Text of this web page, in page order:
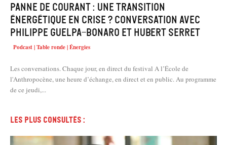
Panne de courant : une transition
énergétique en crise ? Conversation avec
Philippe Guelpa-Bonaro et Hubert Serret
Podcast | Table ronde | Énergies
Les conversations. Chaque jour, en direct du festival A l’École de
l'Anthropocène, une heure d’échange, en direct et en public. Au programme
de ce jeudi,...
Les plus consultés :